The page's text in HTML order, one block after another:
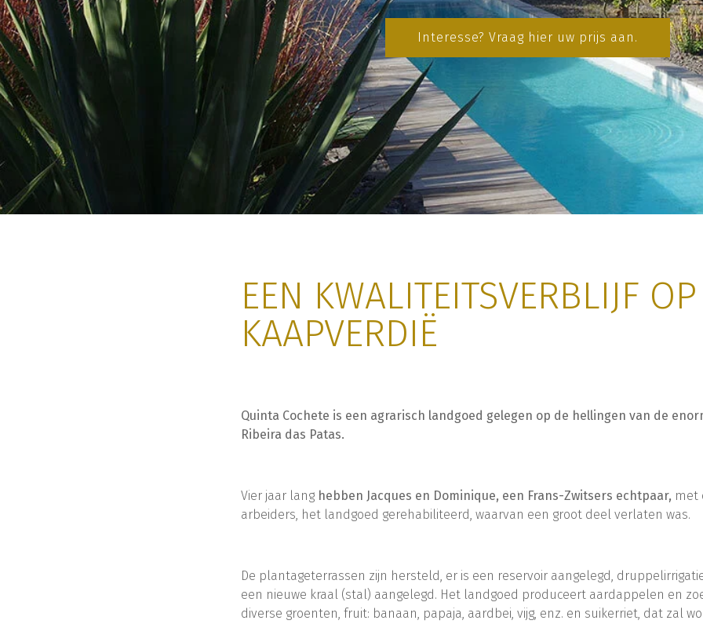
Interesse? Vraag hier uw prijs aan.
EEN KWALITEITSVERBLIJF OP
KAAPVERDIË
Quinta Cochete is een agrarisch landgoed gelegen op de hellingen van de
Ribeira das Patas.
Vier jaar lang hebben Jacques en Dominique, een Frans-Zwitsers echtpaar, met
arbeiders, het landgoed gerehabiliteerd, waarvan een groot deel verlaten was.
De plantageterrassen zijn hersteld, er is een reservoir aangelegd,
een nieuwe kraal (stal) aangelegd. Het landgoed produceert aardappelen en
diverse groenten, fruit: banaan, papaja, aardbei, vijg, enz. en suikerriet, dat zal